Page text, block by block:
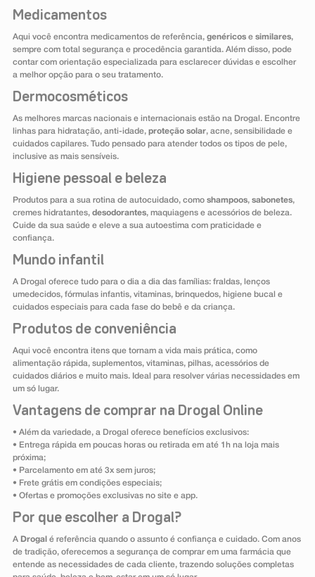
Medicamentos
Aqui você encontra medicamentos de referência, genéricose similares,
sempre com total segurança e procedência garantida. Além disso, pode
contar com orientação especializada para esclarecer dúvidas e escolher
a melhor opção para o seu tratamento.
Dermocosméticos
As melhores marcas nacionais e internacionais estão na Drogal. Encontre
linhas para hidratação, anti-idade, proteção solar, acne, sensibilidade e
cuidados capilares. Tudo pensado para atender todos os tipos de pele,
inclusive as mais sensíveis.
Higiene pessoal e beleza
Produtos para a sua rotina de autocuidado, como shampoos, sabonetes,
cremes hidratantes, desodorantes, maquiagens e acessórios de beleza.
Cuide da sua saúde e eleve a sua autoestima com praticidade e
confiança.
Mundo infantil
A Drogal oferece tudo para o dia a dia das famílias: fraldas, lenços
umedecidos, fórmulas infantis, vitaminas, brinquedos, higiene bucal e
cuidados especiais para cada fase do bebê e da criança.
Produtos de conveniência
Aqui você encontra itens que tornam a vida mais prática, como
alimentação rápida, suplementos, vitaminas, pilhas, acessórios de
cuidados diários e muito mais. Ideal para resolver várias necessidades em
um só lugar.
Vantagens de comprar na Drogal Online
• Além da variedade, a Drogal oferece benefícios exclusivos:
• Entrega rápida em poucas horas ou retirada em até 1h na loja mais
próxima;
• Parcelamento em até 3x sem juros;
• Frete grátis em condições especiais;
• Ofertas e promoções exclusivas no site e app.
Por que escolher a Drogal?
A Drogal é referência quando o assunto é confiança e cuidado. Com anos
de tradição, oferecemos a segurança de comprar em uma farmácia que
entende as necessidades de cada cliente, trazendo soluções completas